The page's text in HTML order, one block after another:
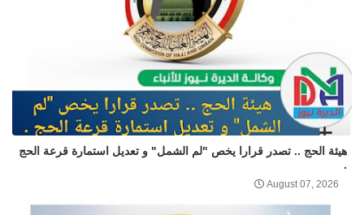
هيئة الحج .. تصدر قرارا يخص "لم الشمل" و تعديل استمارة قرعة الحج
.
August 07, 2026